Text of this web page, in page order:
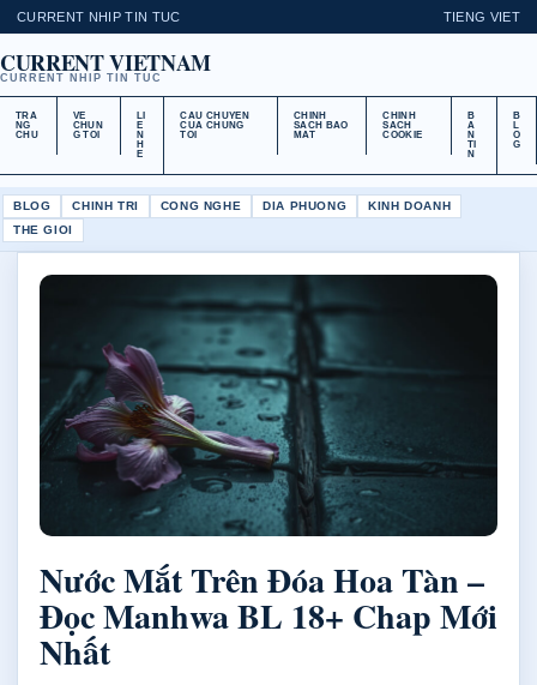
CURRENT NHIP TIN TUC TIENG VIET
CURRENT VIETNAM
CURRENT NHIP TIN TUC
TRA
NG
CHU
VE
CHUN
G TOI
LI
E
N
H
E
CAU CHUYEN
CUA CHUNG
TOI
CHINH
SACH BAO
MAT
CHINH
SACH
COOKIE
B
A
N
TI
N
B
L
O
G
BLOG CHINH TRI CONG NGHE DIA PHUONG
KINH DOANH
THE GIOI
Nước Mắt Trên Đóa Hoa Tàn –
Đọc Manhwa BL 18+ Chap Mới
Nhất